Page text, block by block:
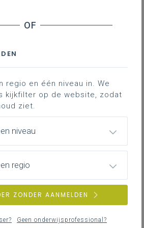
regio en één niveau in. We
kijkfilter op de website, zodat
ziet.
niveau
regio
ZONDER AANMELDEN
Geen onderwijsprofessional?